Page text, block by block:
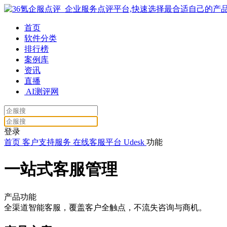
首页
软件分类
排行榜
案例库
资讯
直播
AI测评网
登录
首页 客户支持服务 在线客服平台 Udesk 功能
一站式客服管理
产品功能
全渠道智能客服，覆盖客户全触点，不流失咨询与商机。